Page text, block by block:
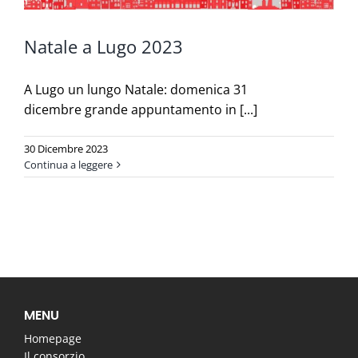
Natale a Lugo 2023
A Lugo un lungo Natale: domenica 31
dicembre grande appuntamento in [...]
30 Dicembre 2023
Continua a leggere
MENU
Homepage